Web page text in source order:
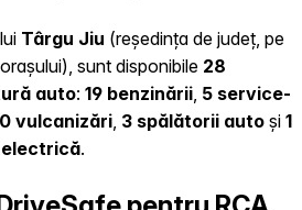
Târgu Jiu (reședința de județ, pe
sunt disponibile 28
auto: 19 benzinării, 5 service-
0 vulcanizări, 3 spălătorii auto și 1
.